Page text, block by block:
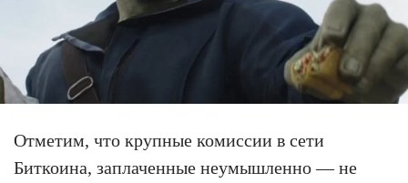
Отметим, что крупные комиссии в сети
Биткоина, заплаченные неумышленно — не